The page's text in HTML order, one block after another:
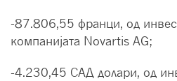
-87.806,55 франци, од
компанијата Novartis AG;
-4.230,45 САД долари, од